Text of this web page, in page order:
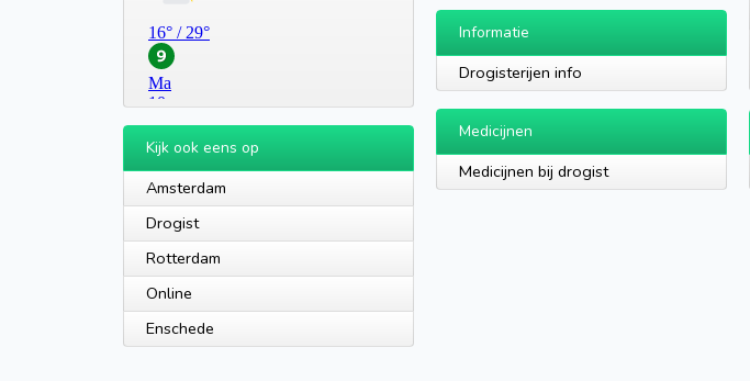
Kijk ook eens op
Amsterdam
Drogist
Rotterdam
Online
Enschede
Informatie
Drogisterijen info
Medicijnen
Medicijnen bij drogist